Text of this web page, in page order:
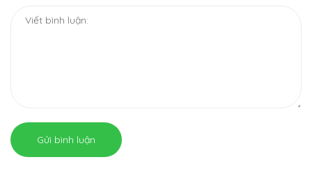
Gửi bình luận